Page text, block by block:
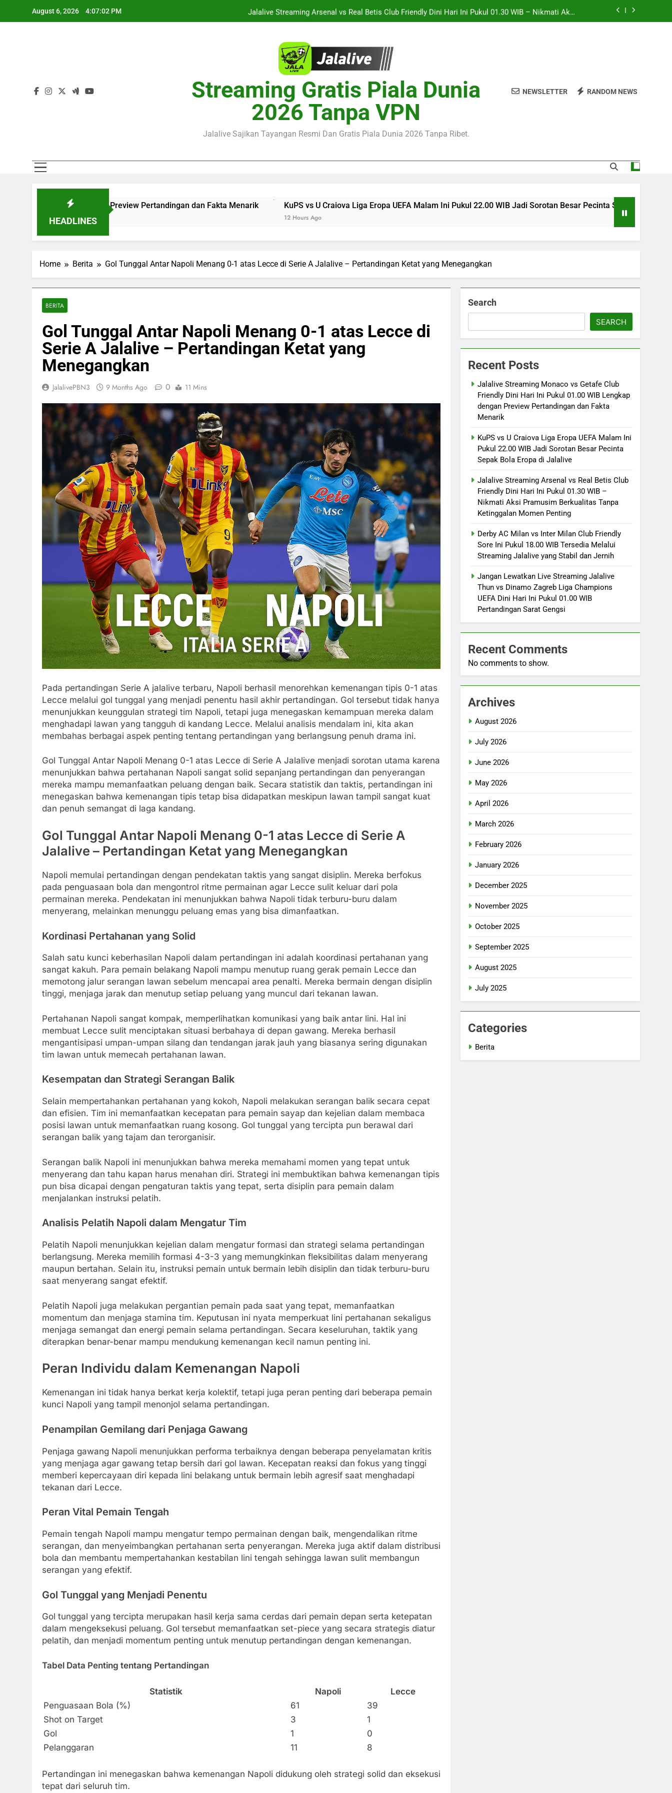
August 6, 2026 4:07:04 PM
Jalalive Streaming Arsenal vs Real Betis Club Friendly Dini Hari Ini Pukul 01.30 WIB – Nikmati Aksi
Pramusim Berkualitas Tanpa Ketinggalan Momen Penting
Jalalive Streaming Monaco vs Getafe Club Friendly Dini Hari Ini Pukul 01.00 WIB Lengkap dengan Preview
KuPS vs U Craiova Liga Eropa UEFA Malam Ini Pukul 22.00 WIB Jadi Sorotan Besar Pecinta Sepak Bola
Jalalive Streaming Arsenal vs Real Betis Club Friendly Dini Hari Ini Pukul 01.30 WIB – Nikmati Aksi
Pramusim Berkualitas Tanpa Ketinggalan Momen Penting
Derby AC Milan vs Inter Milan Club Friendly Sore Ini Pukul 18.00 WIB Tersedia Melalui Streaming Jalalive
Streaming Gratis Piala Dunia
2026 Tanpa VPN
Jalalive Sajikan Tayangan Resmi Dan Gratis Piala Dunia 2026 Tanpa Ribet.
NEWSLETTER RANDOM NEWS
HEADLINES
dengan Preview Pertandingan dan Fakta Menarik KuPS vs U Craiova Liga Eropa UEFA Malam Ini Pukul 22.00 WIB Jadi Sorotan Besar Pecinta Sepak Bola Eropa di Jalalive
Home Berita Gol Tunggal Antar Napoli Menang 0-1 atas Lecce di Serie A Jalalive – Pertandingan Ketat yang Menegangkan
BERITA
Gol Tunggal Antar Napoli Menang 0-1 atas Lecce di
Serie A Jalalive – Pertandingan Ketat yang
Menegangkan
JalalivePBN3 9 Months Ago 0 11 Mins
Pada pertandingan Serie A jalalive terbaru, Napoli berhasil menorehkan kemenangan tipis 0-1 atas
Lecce melalui gol tunggal yang menjadi penentu hasil akhir pertandingan. Gol tersebut tidak hanya
menunjukkan keunggulan strategi tim Napoli, tetapi juga menegaskan kemampuan mereka dalam
menghadapi lawan yang tangguh di kandang Lecce. Melalui analisis mendalam ini, kita akan
membahas berbagai aspek penting tentang pertandingan yang berlangsung penuh drama ini.
Gol Tunggal Antar Napoli Menang 0-1 atas Lecce di Serie A Jalalive menjadi sorotan utama karena
menunjukkan bahwa pertahanan Napoli sangat solid sepanjang pertandingan dan penyerangan
mereka mampu memanfaatkan peluang dengan baik. Secara statistik dan taktis, pertandingan ini
menegaskan bahwa kemenangan tipis tetap bisa didapatkan meskipun lawan tampil sangat kuat
dan penuh semangat di laga kandang.
Gol Tunggal Antar Napoli Menang 0-1 atas Lecce di Serie A
Jalalive – Pertandingan Ketat yang Menegangkan
Napoli memulai pertandingan dengan pendekatan taktis yang sangat disiplin. Mereka berfokus
pada penguasaan bola dan mengontrol ritme permainan agar Lecce sulit keluar dari pola
permainan mereka. Pendekatan ini menunjukkan bahwa Napoli tidak terburu-buru dalam
menyerang, melainkan menunggu peluang emas yang bisa dimanfaatkan.
Kordinasi Pertahanan yang Solid
Salah satu kunci keberhasilan Napoli dalam pertandingan ini adalah koordinasi pertahanan yang
sangat kakuh. Para pemain belakang Napoli mampu menutup ruang gerak pemain Lecce dan
memotong jalur serangan lawan sebelum mencapai area penalti. Mereka bermain dengan disiplin
tinggi, menjaga jarak dan menutup setiap peluang yang muncul dari tekanan lawan.
Pertahanan Napoli sangat kompak, memperlihatkan komunikasi yang baik antar lini. Hal ini
membuat Lecce sulit menciptakan situasi berbahaya di depan gawang. Mereka berhasil
mengantisipasi umpan-umpan silang dan tendangan jarak jauh yang biasanya sering digunakan
tim lawan untuk memecah pertahanan lawan.
Kesempatan dan Strategi Serangan Balik
Selain mempertahankan pertahanan yang kokoh, Napoli melakukan serangan balik secara cepat
dan efisien. Tim ini memanfaatkan kecepatan para pemain sayap dan kejelian dalam membaca
posisi lawan untuk memanfaatkan ruang kosong. Gol tunggal yang tercipta pun berawal dari
serangan balik yang tajam dan terorganisir.
Serangan balik Napoli ini menunjukkan bahwa mereka memahami momen yang tepat untuk
menyerang dan tahu kapan harus menahan diri. Strategi ini membuktikan bahwa kemenangan tipis
pun bisa dicapai dengan pengaturan taktis yang tepat, serta disiplin para pemain dalam
menjalankan instruksi pelatih.
Analisis Pelatih Napoli dalam Mengatur Tim
Pelatih Napoli menunjukkan kejelian dalam mengatur formasi dan strategi selama pertandingan
berlangsung. Mereka memilih formasi 4-3-3 yang memungkinkan fleksibilitas dalam menyerang
maupun bertahan. Selain itu, instruksi pemain untuk bermain lebih disiplin dan tidak terburu-buru
saat menyerang sangat efektif.
Pelatih Napoli juga melakukan pergantian pemain pada saat yang tepat, memanfaatkan
momentum dan menjaga stamina tim. Keputusan ini nyata memperkuat lini pertahanan sekaligus
menjaga semangat dan energi pemain selama pertandingan. Secara keseluruhan, taktik yang
diterapkan benar-benar mampu mendukung kemenangan kecil namun penting ini.
Peran Individu dalam Kemenangan Napoli
Kemenangan ini tidak hanya berkat kerja kolektif, tetapi juga peran penting dari beberapa pemain
kunci Napoli yang tampil menonjol selama pertandingan.
Penampilan Gemilang dari Penjaga Gawang
Penjaga gawang Napoli menunjukkan performa terbaiknya dengan beberapa penyelamatan kritis
yang menjaga agar gawang tetap bersih dari gol lawan. Kecepatan reaksi dan fokus yang tinggi
memberi kepercayaan diri kepada lini belakang untuk bermain lebih agresif saat menghadapi
tekanan dari Lecce.
Peran Vital Pemain Tengah
Pemain tengah Napoli mampu mengatur tempo permainan dengan baik, mengendalikan ritme
serangan, dan menyeimbangkan pertahanan serta penyerangan. Mereka juga aktif dalam distribusi
bola dan membantu mempertahankan kestabilan lini tengah sehingga lawan sulit membangun
serangan yang efektif.
Gol Tunggal yang Menjadi Penentu
Gol tunggal yang tercipta merupakan hasil kerja sama cerdas dari pemain depan serta ketepatan
dalam mengeksekusi peluang. Gol tersebut memanfaatkan set-piece yang secara strategis diatur
pelatih, dan menjadi momentum penting untuk menutup pertandingan dengan kemenangan.
Tabel Data Penting tentang Pertandingan
Statistik Napoli
Lecce
Penguasaan Bola (%)
61
39
Shot on Target
3
1
Gol
1
0
Pelanggaran
11 8
Pertandingan ini menegaskan bahwa kemenangan Napoli didukung oleh strategi solid dan eksekusi
tepat dari seluruh tim.
Search
SEARCH
Recent Posts
Jalalive Streaming Monaco vs Getafe Club
Friendly Dini Hari Ini Pukul 01.00 WIB Lengkap
dengan Preview Pertandingan dan Fakta
Menarik
KuPS vs U Craiova Liga Eropa UEFA Malam Ini
Pukul 22.00 WIB Jadi Sorotan Besar Pecinta
Sepak Bola Eropa di Jalalive
Jalalive Streaming Arsenal vs Real Betis Club
Friendly Dini Hari Ini Pukul 01.30 WIB –
Nikmati Aksi Pramusim Berkualitas Tanpa
Ketinggalan Momen Penting
Derby AC Milan vs Inter Milan Club Friendly
Sore Ini Pukul 18.00 WIB Tersedia Melalui
Streaming Jalalive yang Stabil dan Jernih
Jangan Lewatkan Live Streaming Jalalive
Thun vs Dinamo Zagreb Liga Champions
UEFA Dini Hari Ini Pukul 01.00 WIB
Pertandingan Sarat Gengsi
Recent Comments
No comments to show.
Archives
August 2026
July 2026
June 2026
May 2026
April 2026
March 2026
February 2026
January 2026
December 2025
November 2025
October 2025
September 2025
August 2025
July 2025
Categories
Berita